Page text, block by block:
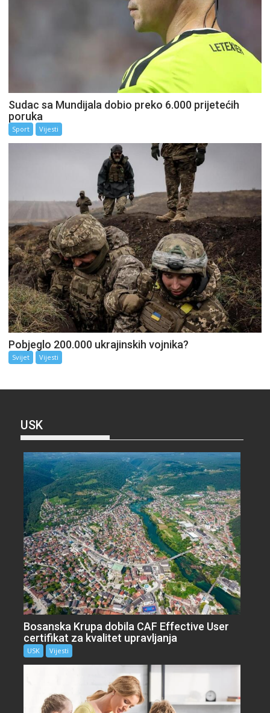
Sudac sa Mundijala dobio preko 6.000 prijetećih
poruka
Sport Vijesti
Pobjeglo 200.000 ukrajinskih vojnika?
Svijet Vijesti
USK
Bosanska Krupa dobila CAF Effective User
certifikat za kvalitet upravljanja
USK Vijesti